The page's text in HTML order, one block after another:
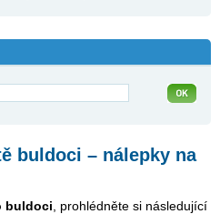
buldoci – nálepky na
buldoci , prohlédněte si následující